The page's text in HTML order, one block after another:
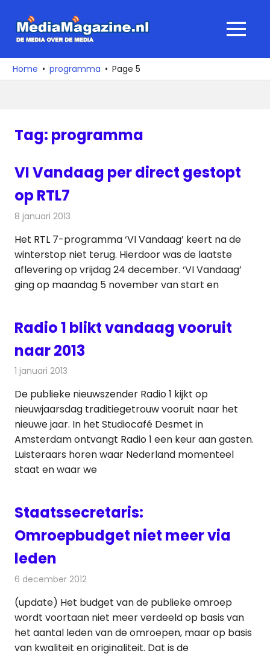
naar
media
over
MENU
Home programma Page 5
Tag: programma
VI Vandaag per direct gestopt
op RTL7
8 januari 2013
Het RTL 7-programma ‘VI Vandaag’ keert na de
winterstop niet terug. Hierdoor was de laatste
aflevering op vrijdag 24 december. ‘VI Vandaag’
ging op maandag 5 november van start en
Radio 1 blikt vandaag vooruit
naar 2013
1 januari 2013
De publieke nieuwszender Radio 1 kijkt op
nieuwjaarsdag traditiegetrouw vooruit naar het
nieuwe jaar. In het Studiocafé Desmet in
Amsterdam ontvangt Radio 1 een keur aan gasten.
Luisteraars horen waar Nederland momenteel
staat en waar we
Staatssecretaris:
Omroepbudget niet meer via
leden
6 december 2012
(update) Het budget van de publieke omroep
wordt voortaan niet meer verdeeld op basis van
het aantal leden van de omroepen, maar op basis
van kwaliteit en originaliteit. Dat is de